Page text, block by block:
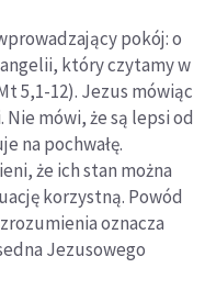
pokój: o
który czytamy w
5,1-12). Jezus mówiąc
Nie mówi, że są lepsi od
na pochwałę.
że ich stan można
korzystną. Powód
oznacza
Jezusowego